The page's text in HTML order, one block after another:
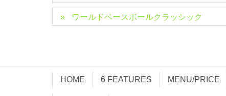
ワールドベースボールクラッシック
HOME 6 FEATURES MENU/PRICE